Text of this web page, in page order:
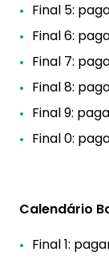
Final 5:
Final 6:
Final 7:
Final 8:
Final 9:
Final 0:
Calendário
Final 1: